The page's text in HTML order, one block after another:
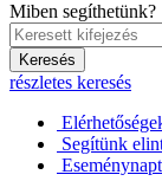
Miben segíthetünk?
Keresés
részletes keresés
Segítünk